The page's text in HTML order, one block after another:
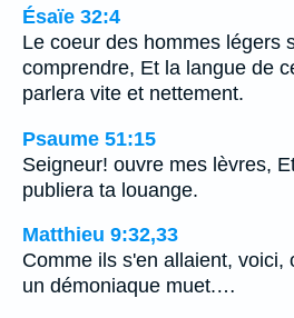
Ésaïe 32:4
Le coeur des hommes légers
comprendre, Et la langue de
parlera vite et nettement.
Psaume 51:15
Seigneur! ouvre mes lèvres,
publiera ta louange.
Matthieu 9:32,33
Comme ils s'en allaient, voici,
un démoniaque muet.…